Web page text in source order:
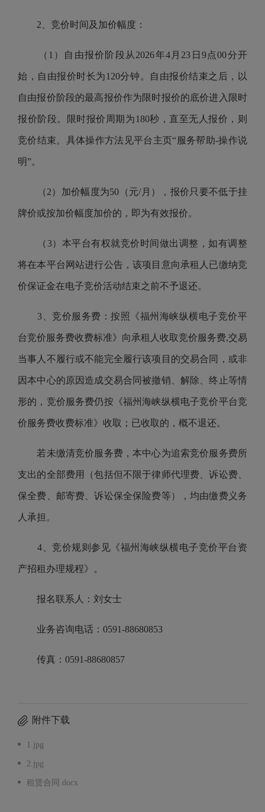
2、竞价时间及加价幅度：
（1）自由报价阶段从2026年4月23日9点00分开
始，自由报价时长为120分钟。自由报价结束之后，以
自由报价阶段的最高报价作为限时报价的底价进入限时
报价阶段。限时报价周期为180秒，直至无人报价，则
竞价结束。具体操作方法见平台主页“服务帮助-操作说
明”。
（2）加价幅度为50（元/月），报价只要不低于挂
牌价或按加价幅度加价的，即为有效报价。
（3）本平台有权就竞价时间做出调整，如有调整
将在本平台网站进行公告，该项目意向承租人已缴纳竞
价保证金在电子竞价活动结束之前不予退还。
3、竞价服务费：按照《福州海峡纵横电子竞价平
台竞价服务费收费标准》向承租人收取竞价服务费,交易
当事人不履行或不能完全履行该项目的交易合同，或非
因本中心的原因造成交易合同被撤销、解除、终止等情
形的，竞价服务费仍按《福州海峡纵横电子竞价平台竞
价服务费收费标准》收取；已收取的，概不退还。
若未缴清竞价服务费，本中心为追索竞价服务费所
支出的全部费用（包括但不限于律师代理费、诉讼费、
保全费、邮寄费、诉讼保全保险费等），均由缴费义务
人承担。
4、竞价规则参见《福州海峡纵横电子竞价平台资
产招租办理规程》。
报名联系人：刘女士
业务咨询电话：0591-88680853
传真：0591-88680857
附件下载
1.jpg
2.jpg
租赁合同.docx